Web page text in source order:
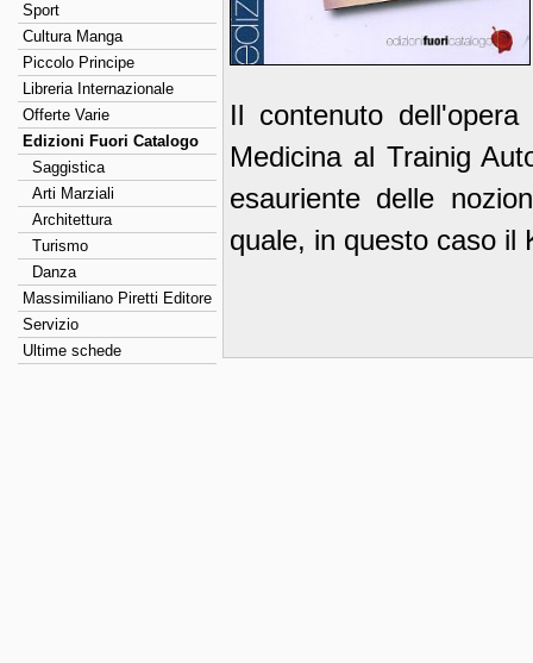
Il contenuto
Medicina al Trainig
esauriente delle
quale, in questo caso il
Sport
Cultura Manga
Piccolo Principe
Libreria Internazionale
Offerte Varie
Edizioni Fuori Catalogo
Saggistica
Arti Marziali
Architettura
Turismo
Danza
Massimiliano Piretti Editore
Servizio
Ultime schede